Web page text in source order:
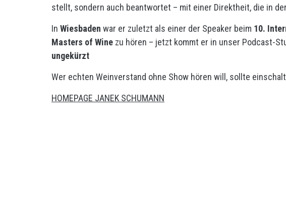
stellt, sondern auch beantwortet – mit einer Direktheit, die in
In Wiesbaden war er zuletzt als einer der Speaker beim 10.
Masters of Wine zu hören – jetzt kommt er in unser Podcast-
ungekürzt
Wer echten Weinverstand ohne Show hören will, sollte
HOMEPAGE JANEK SCHUMANN